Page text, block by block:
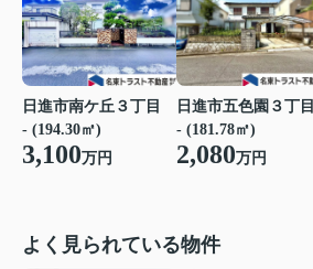
日進市南ケ丘３丁目
- (194.30㎡)
3,100万円
日進市五色園３丁目
- (181.78㎡)
2,080万円
よく見られている物件